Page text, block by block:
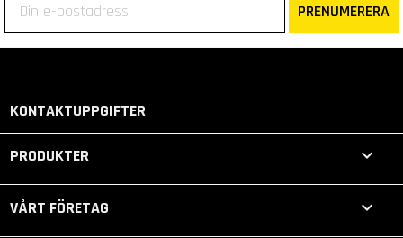
PRENUMERERA
KONTAKTUPPGIFTER
PRODUKTER 
VÅRT FÖRETAG 